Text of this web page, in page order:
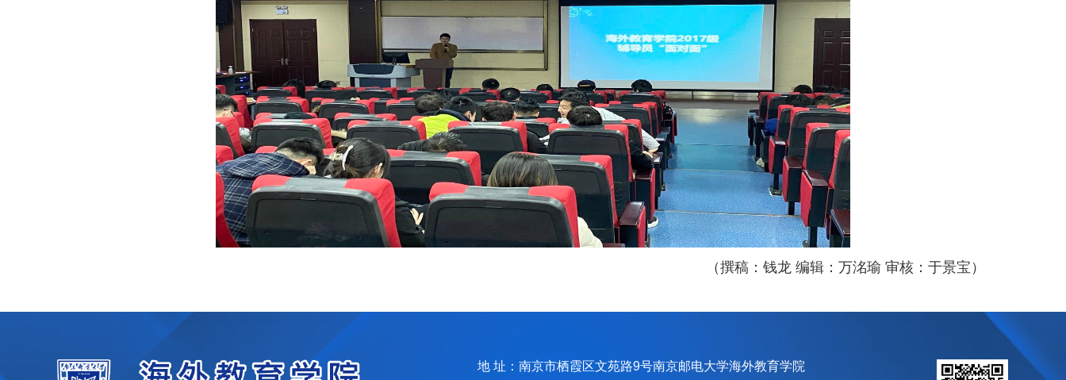
（撰稿：钱龙 编辑：万洺瑜 审核：于景宝）
地 址：南京市栖霞区文苑路9号南京邮电大学海外教育学院